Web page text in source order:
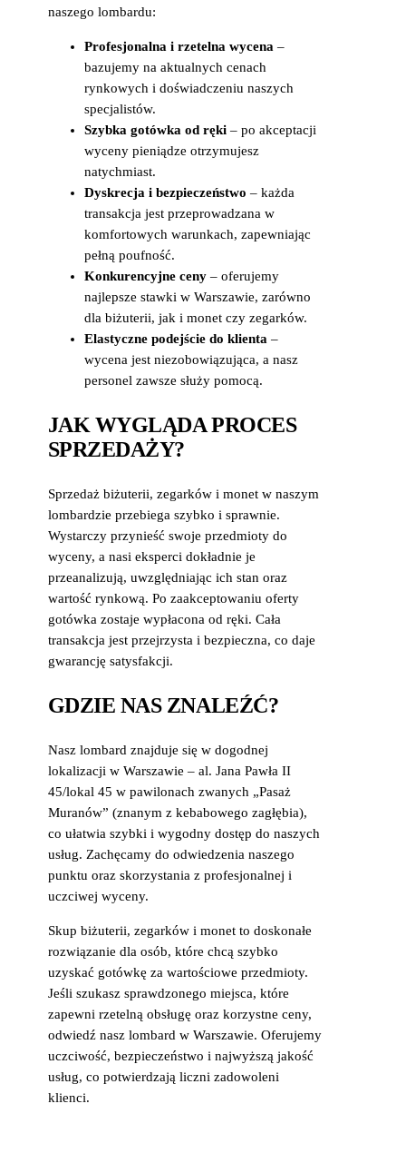
naszego lombardu:
Profesjonalna i rzetelna wycena –
bazujemy na aktualnych cenach
rynkowych i doświadczeniu naszych
specjalistów.
Szybka gotówka od ręki– po akceptacji
wyceny pieniądze otrzymujesz
natychmiast.
Dyskrecja i bezpieczeństwo – każda
transakcja jest przeprowadzana w
komfortowych warunkach, zapewniając
pełną poufność.
Konkurencyjne ceny– oferujemy
najlepsze stawki w Warszawie, zarówno
dla biżuterii, jak i monet czy zegarków.
Elastyczne podejście do klienta –
wycena jest niezobowiązująca, a nasz
personel zawsze służy pomocą.
JAK WYGLĄDA PROCES
SPRZEDAŻY?
Sprzedaż biżuterii, zegarków i monet w naszym
lombardzie przebiega szybko i sprawnie.
Wystarczy przynieść swoje przedmioty do
wyceny, a nasi eksperci dokładnie je
przeanalizują, uwzględniając ich stan oraz
wartość rynkową. Po zaakceptowaniu oferty
gotówka zostaje wypłacona od ręki. Cała
transakcja jest przejrzysta i bezpieczna, co daje
gwarancję satysfakcji.
GDZIE NAS ZNALEŹĆ?
Nasz lombard znajduje się w dogodnej
lokalizacji w Warszawie – al. Jana Pawła II
45/lokal 45 w pawilonach zwanych „Pasaż
Muranów” (znanym z kebabowego zagłębia),
co ułatwia szybki i wygodny dostęp do naszych
usług. Zachęcamy do odwiedzenia naszego
punktu oraz skorzystania z profesjonalnej i
uczciwej wyceny.
Skup biżuterii, zegarków i monet to doskonałe
rozwiązanie dla osób, które chcą szybko
uzyskać gotówkę za wartościowe przedmioty.
Jeśli szukasz sprawdzonego miejsca, które
zapewni rzetelną obsługę oraz korzystne ceny,
odwiedź nasz lombard w Warszawie. Oferujemy
uczciwość, bezpieczeństwo i najwyższą jakość
usług, co potwierdzają liczni zadowoleni
klienci.